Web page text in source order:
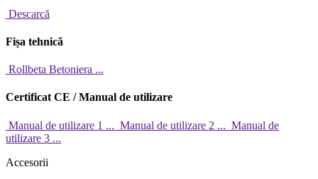
Descarcă
Fișa tehnică
Rollbeta Betoniera ...
Certificat CE / Manual de utilizare
Manual de utilizare 1 ... Manual de utilizare 2 ... Manual de
utilizare 3 ...
Accesorii